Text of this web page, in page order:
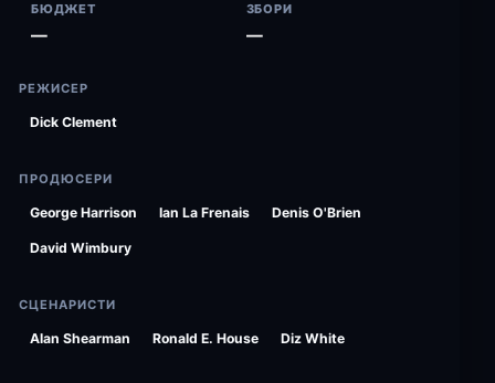
БЮДЖЕТ
—
ЗБОРИ
—
РЕЖИСЕР
Dick Clement
ПРОДЮСЕРИ
George Harrison Ian La Frenais Denis O'Brien
David Wimbury
СЦЕНАРИСТИ
Alan Shearman Ronald E. House Diz White